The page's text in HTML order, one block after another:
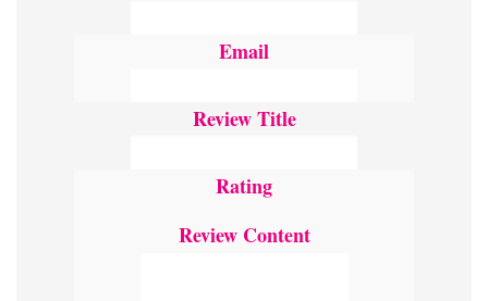
Email
Review Title
Rating
Review Content